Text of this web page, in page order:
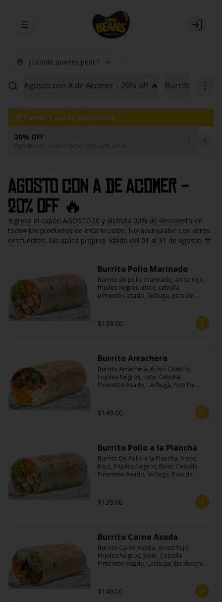
Abrir menu de navegación Login
¿Dónde quieres pedir?
Agosto con A de Acomer - 20% off 🔥 Burritos Red
Tienes 1 cupón disponible
20% OFF
Agosto con A de Acomer con 20% off 🥳
Agosto con A de Acomer -
20% off 🔥
Ingresa el cupón AGOSTO20 y disfruta 20% de descuento en
todos los productos de esta sección. No acumulable con otros
descuentos. No aplica propina. Válido del 01 al 31 de agosto. 🎊
Burrito Pollo Marinado
Burrito de pollo marinado, arroz rojo,
frijoles negros, elote, cebolla
pimentón asado, lechuga, pico de
$139.00
Burrito Arrachera
Burrito Arrachera, Arroz Cilantro,
Frijoles Negros, Eote, Cebolla,
Pimentón Asado, Lechuga, Pico De
$149.00
Burrito Pollo a la Plancha
Burrito De Pollo a la Plancha, Arroz
Rojo, Frijoles Negros, Elote, Cebolla
Pimentón Asado, lechuga, Pico de
$139.00
Burrito Carne Asada
Burrito Carne Asada, Arroz Rojo,
Frijoles Negros, Elote, Cebolla
Pimentón Asado, Lechuga, Escabeche
$149.00